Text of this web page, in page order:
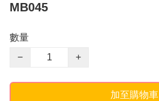
MB045
數量
−
+
加至購物車